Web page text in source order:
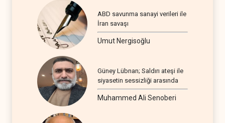
ABD savunma sanayi verileri ile
İran savaşı
Umut Nergisoğlu
Güney Lübnan; Saldırı ateşi ile
siyasetin sessizliği arasında
Muhammed Ali Senoberi